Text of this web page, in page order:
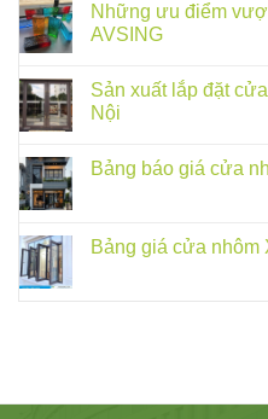
Những ưu điểm
AVSING
Sản xuất lắp đặt
Nội
Bảng báo giá cửa
Bảng giá cửa nhôm